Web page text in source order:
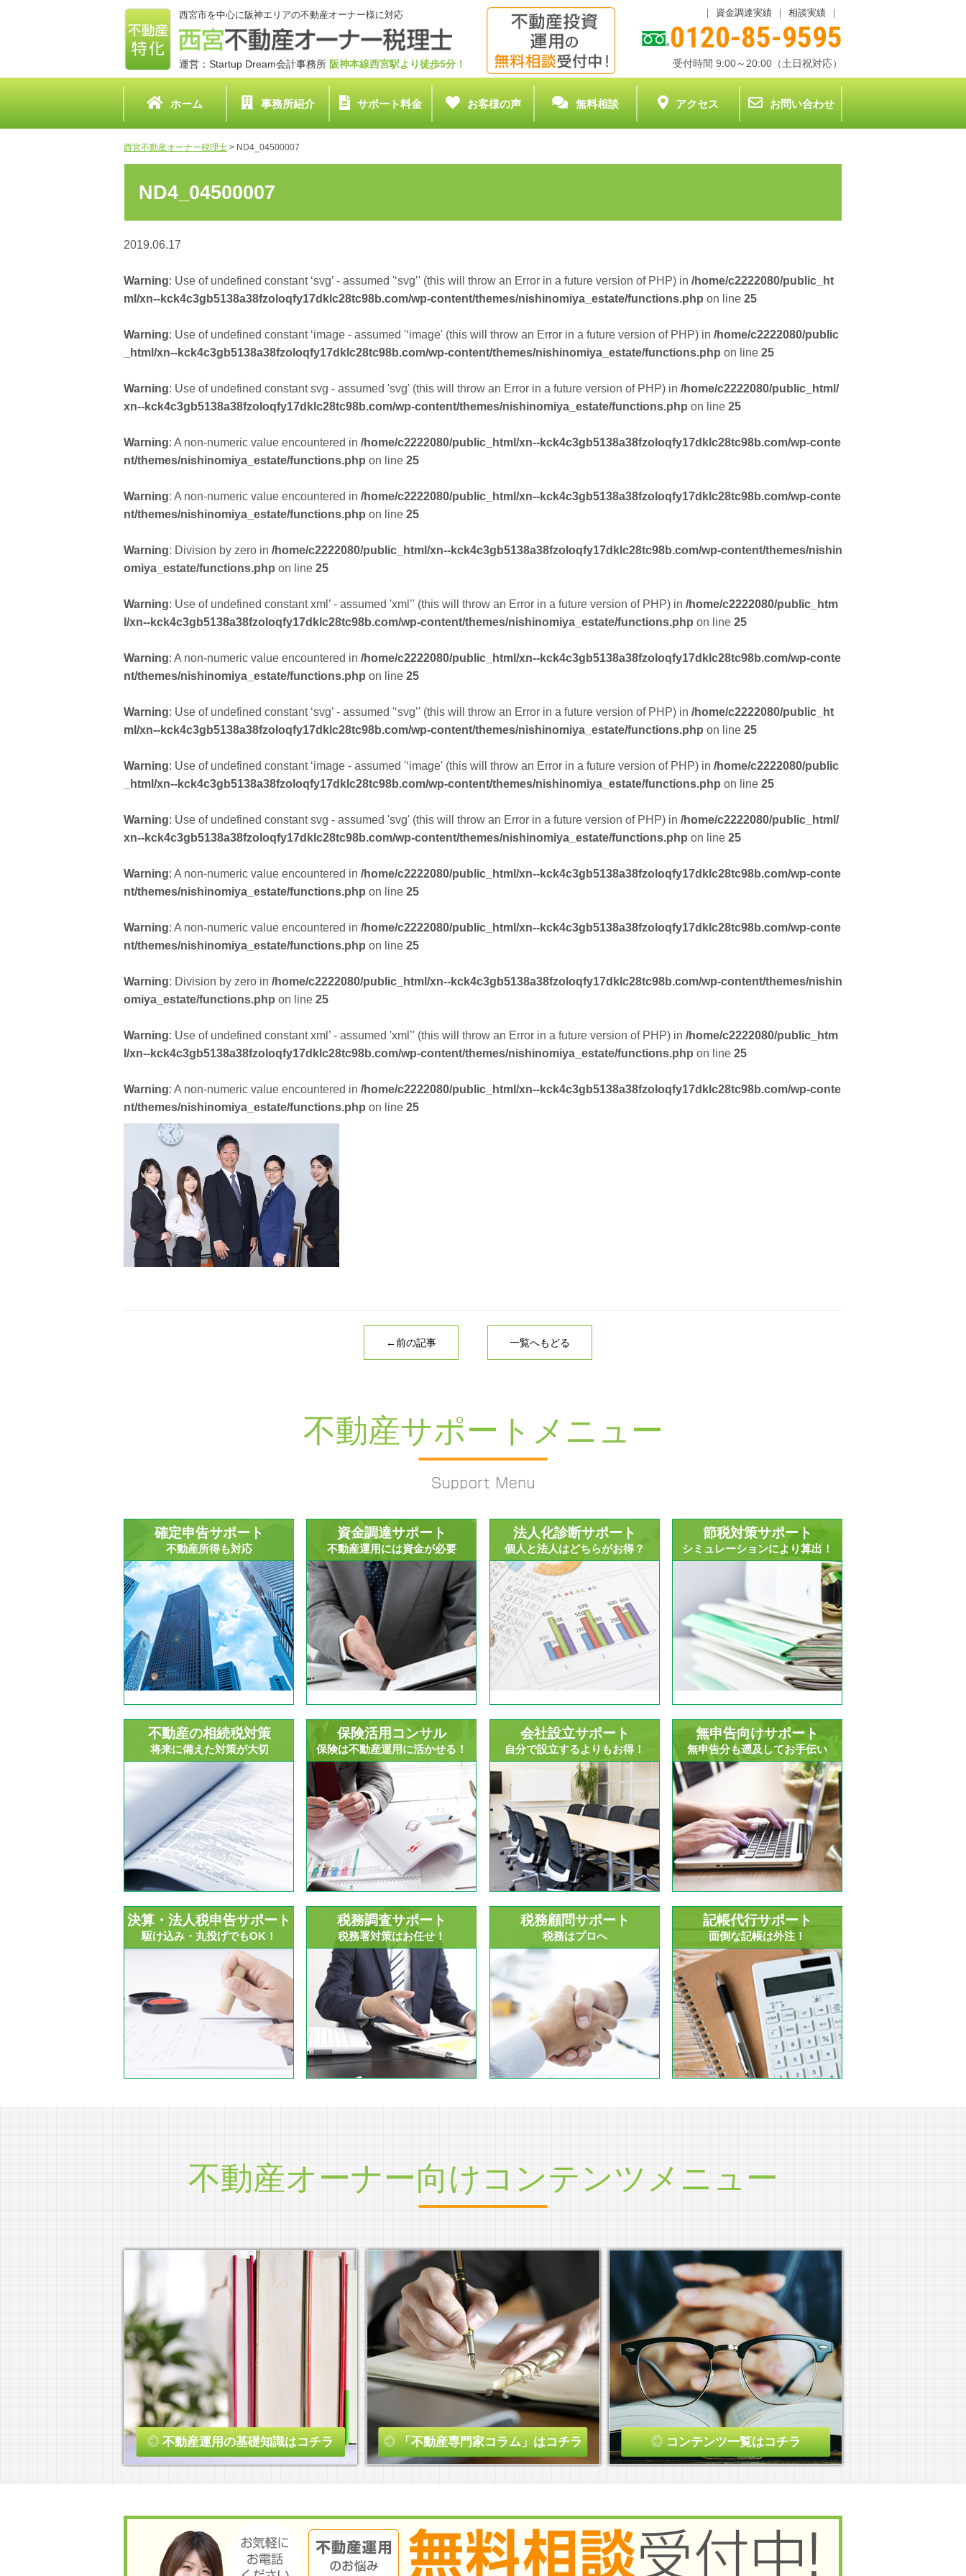
西宮市を中心に阪神エリアの不動産オーナー様に対応
運営：Startup Dream会計事務所 阪神本線西宮駅より徒歩5分！
｜ 資金調達実績 ｜ 相談実績 ｜
0120-85-9595
受付時間 9:00～20:00（土日祝対応）
ホーム 事務所紹介 サポート料金 お客様の声 無料相談 アクセス お問い合わせ
西宮不動産オーナー税理士 > ND4_04500007
ND4_04500007
2019.06.17
Warning: Use of undefined constant ‘svg’ - assumed '‘svg’' (this will throw an Error in a future version of PHP) in /home/c2222080/public_ht
ml/xn--kck4c3gb5138a38fzoloqfy17dklc28tc98b.com/wp-content/themes/nishinomiya_estate/functions.php on line 25
Warning: Use of undefined constant ‘image - assumed '‘image' (this will throw an Error in a future version of PHP) in /home/c2222080/public
_html/xn--kck4c3gb5138a38fzoloqfy17dklc28tc98b.com/wp-content/themes/nishinomiya_estate/functions.php on line 25
Warning: Use of undefined constant svg - assumed 'svg' (this will throw an Error in a future version of PHP) in /home/c2222080/public_html/
xn--kck4c3gb5138a38fzoloqfy17dklc28tc98b.com/wp-content/themes/nishinomiya_estate/functions.php on line 25
Warning: A non-numeric value encountered in /home/c2222080/public_html/xn--kck4c3gb5138a38fzoloqfy17dklc28tc98b.com/wp-conte
nt/themes/nishinomiya_estate/functions.php on line 25
Warning: A non-numeric value encountered in /home/c2222080/public_html/xn--kck4c3gb5138a38fzoloqfy17dklc28tc98b.com/wp-conte
nt/themes/nishinomiya_estate/functions.php on line 25
Warning: Division by zero in /home/c2222080/public_html/xn--kck4c3gb5138a38fzoloqfy17dklc28tc98b.com/wp-content/themes/nishin
omiya_estate/functions.php on line 25
Warning: Use of undefined constant xml’ - assumed 'xml’' (this will throw an Error in a future version of PHP) in /home/c2222080/public_htm
l/xn--kck4c3gb5138a38fzoloqfy17dklc28tc98b.com/wp-content/themes/nishinomiya_estate/functions.php on line 25
Warning: A non-numeric value encountered in /home/c2222080/public_html/xn--kck4c3gb5138a38fzoloqfy17dklc28tc98b.com/wp-conte
nt/themes/nishinomiya_estate/functions.php on line 25
Warning: Use of undefined constant ‘svg’ - assumed '‘svg’' (this will throw an Error in a future version of PHP) in /home/c2222080/public_ht
ml/xn--kck4c3gb5138a38fzoloqfy17dklc28tc98b.com/wp-content/themes/nishinomiya_estate/functions.php on line 25
Warning: Use of undefined constant ‘image - assumed '‘image' (this will throw an Error in a future version of PHP) in /home/c2222080/public
_html/xn--kck4c3gb5138a38fzoloqfy17dklc28tc98b.com/wp-content/themes/nishinomiya_estate/functions.php on line 25
Warning: Use of undefined constant svg - assumed 'svg' (this will throw an Error in a future version of PHP) in /home/c2222080/public_html/
xn--kck4c3gb5138a38fzoloqfy17dklc28tc98b.com/wp-content/themes/nishinomiya_estate/functions.php on line 25
Warning: A non-numeric value encountered in /home/c2222080/public_html/xn--kck4c3gb5138a38fzoloqfy17dklc28tc98b.com/wp-conte
nt/themes/nishinomiya_estate/functions.php on line 25
Warning: A non-numeric value encountered in /home/c2222080/public_html/xn--kck4c3gb5138a38fzoloqfy17dklc28tc98b.com/wp-conte
nt/themes/nishinomiya_estate/functions.php on line 25
Warning: Division by zero in /home/c2222080/public_html/xn--kck4c3gb5138a38fzoloqfy17dklc28tc98b.com/wp-content/themes/nishin
omiya_estate/functions.php on line 25
Warning: Use of undefined constant xml’ - assumed 'xml’' (this will throw an Error in a future version of PHP) in /home/c2222080/public_htm
l/xn--kck4c3gb5138a38fzoloqfy17dklc28tc98b.com/wp-content/themes/nishinomiya_estate/functions.php on line 25
Warning: A non-numeric value encountered in /home/c2222080/public_html/xn--kck4c3gb5138a38fzoloqfy17dklc28tc98b.com/wp-conte
nt/themes/nishinomiya_estate/functions.php on line 25
←前の記事 一覧へもどる
不動産サポートメニュー
確定申告サポート
不動産所得も対応
資金調達サポート
不動産運用には資金が必要
法人化診断サポート
個人と法人はどちらがお得？
節税対策サポート
シミュレーションにより算出！
不動産の相続税対策
将来に備えた対策が大切
保険活用コンサル
保険は不動産運用に活かせる！
会社設立サポート
自分で設立するよりもお得！
無申告向けサポート
無申告分も遡及してお手伝い
決算・法人税申告サポート
駆け込み・丸投げでもOK！
税務調査サポート
税務署対策はお任せ！
税務顧問サポート
税務はプロへ
記帳代行サポート
面倒な記帳は外注！
不動産オーナー向けコンテンツ メニュー
不動産運用の基礎知識はコチラ 「不動産専門家コラム」はコチラ コンテンツ一覧はコチラ